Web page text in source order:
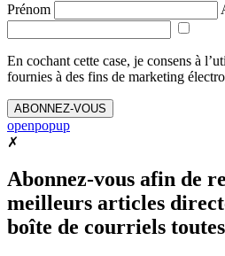
Prénom
En cochant cette case, je consens à
fournies à des fins de marketing
ABONNEZ-VOUS
openpopup
✗
Abonnez-vous afin de
meilleurs articles
boîte de courriels